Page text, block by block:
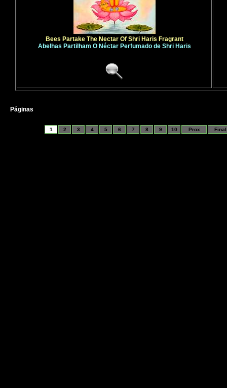
Bees Partake The Nectar Of Shri Haris Fragrant
Abelhas Partilham O Néctar Perfumado de Shri Haris
Páginas
1 2 3 4 5 6 7 8 9 10 Prox Final